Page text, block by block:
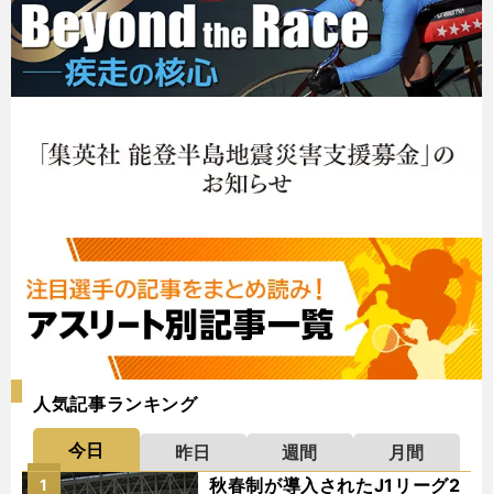
人気記事ランキング
今日 昨日 週間
月間
秋春制が導入されたJ1リーグ2
1